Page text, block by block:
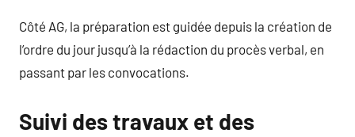
Côté AG, la préparation est guidée depuis la création de
l’ordre du jour jusqu’à la rédaction du procès verbal, en
passant par les convocations.
Suivi des travaux et des